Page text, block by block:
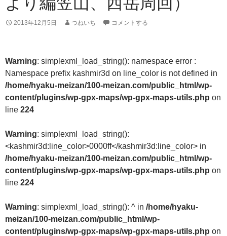
2013年12月5日 つねいち コメントする
Warning: simplexml_load_string(): namespace error :
Namespace prefix kashmir3d on line_color is not defined in
/home/hyaku-meizan/100-meizan.com/public_html/wp-
content/plugins/wp-gpx-maps/wp-gpx-maps-utils.php on
line 224
Warning: simplexml_load_string():
<kashmir3d:line_color>0000ff</kashmir3d:line_color> in
/home/hyaku-meizan/100-meizan.com/public_html/wp-
content/plugins/wp-gpx-maps/wp-gpx-maps-utils.php on
line 224
Warning: simplexml_load_string(): ^ in /home/hyaku-
meizan/100-meizan.com/public_html/wp-
content/plugins/wp-gpx-maps/wp-gpx-maps-utils.php on